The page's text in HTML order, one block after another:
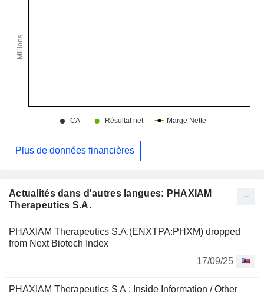
Actualités dans d'autres langues: PHAXIAM
Therapeutics S.A.
PHAXIAM Therapeutics S.A.(ENXTPA:PHXM) dropped
from Next Biotech Index
17/09/25
PHAXIAM Therapeutics S A : Inside Information / Other
Plus de données financières